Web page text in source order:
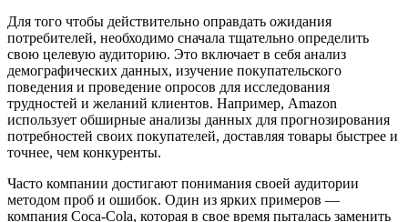
Для того чтобы действительно оправдать ожидания
потребителей, необходимо сначала тщательно определить
свою целевую аудиторию. Это включает в себя анализ
демографических данных, изучение покупательского
поведения и проведение опросов для исследования
трудностей и желаний клиентов. Например, Amazon
использует обширные анализы данных для прогнозирования
потребностей своих покупателей, доставляя товары быстрее и
точнее, чем конкуренты.
Часто компании достигают понимания своей аудитории
методом проб и ошибок. Один из ярких примеров —
компания Coca-Cola, которая в свое время пыталась заменить